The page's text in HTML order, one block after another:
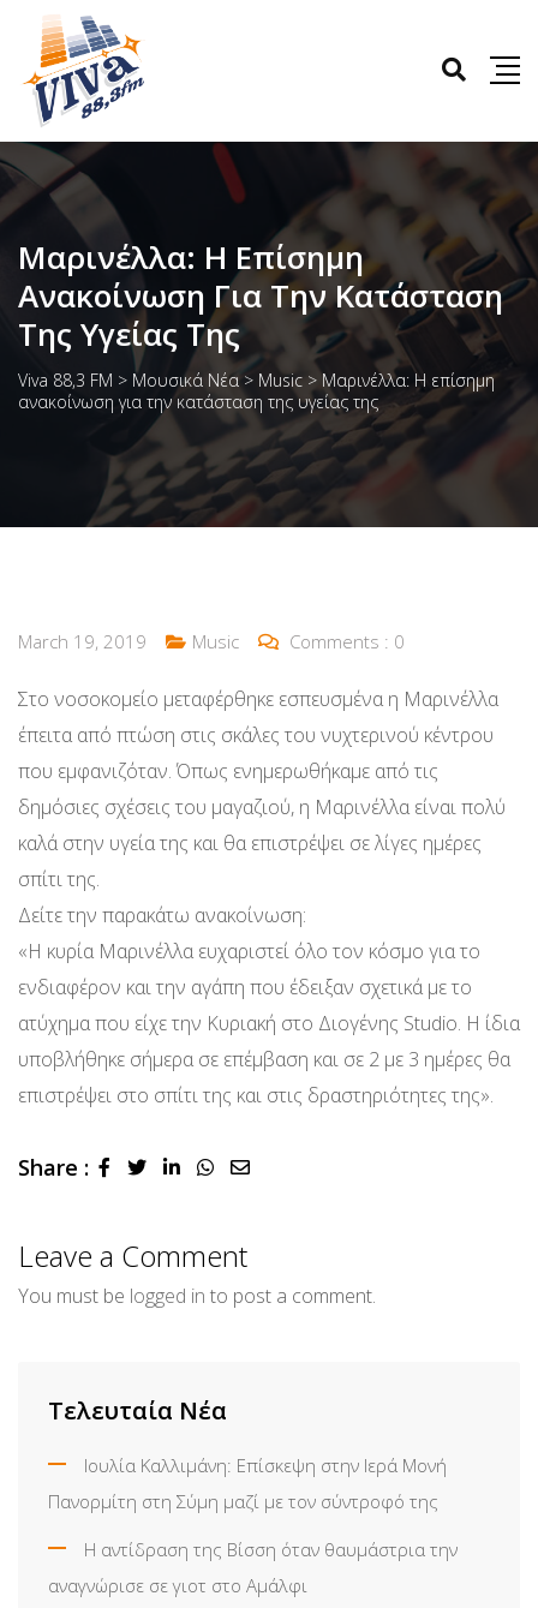
Μαρινέλλα: Η Επίσημη
Ανακοίνωση Για Την Κατάσταση
Της Υγείας Της
Viva 88,3 FM > Μουσικά Νέα > Music > Μαρινέλλα: Η επίσημη
ανακοίνωση για την κατάσταση της υγείας της
March 19, 2019 Music Comments : 0
Στο νοσοκομείο μεταφέρθηκε εσπευσμένα η Μαρινέλλα
έπειτα από πτώση στις σκάλες του νυχτερινού κέντρου
που εμφανιζόταν. Όπως ενημερωθήκαμε από τις
δημόσιες σχέσεις του μαγαζιού, η Μαρινέλλα είναι πολύ
καλά στην υγεία της και θα επιστρέψει σε λίγες ημέρες
σπίτι της.
Δείτε την παρακάτω ανακοίνωση:
«Η κυρία Μαρινέλλα ευχαριστεί όλο τον κόσμο για το
ενδιαφέρον και την αγάπη που έδειξαν σχετικά με το
ατύχημα που είχε την Κυριακή στο Διογένης Studio. Η ίδια
υποβλήθηκε σήμερα σε επέμβαση και σε 2 με 3 ημέρες θα
επιστρέψει στο σπίτι της και στις δραστηριότητες της».
Share : LinkedInWhatsapp
Share
Leave a Comment
You must be logged in to post a comment.
Τελευταία Νέα
Ιουλία Καλλιμάνη: Επίσκεψη στην Ιερά Μονή
Πανορμίτη στη Σύμη μαζί με τον σύντροφό της
Η αντίδραση της Βίσση όταν θαυμάστρια την
αναγνώρισε σε γιοτ στο Αμάλφι